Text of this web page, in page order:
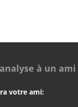
à un ami
votre ami: